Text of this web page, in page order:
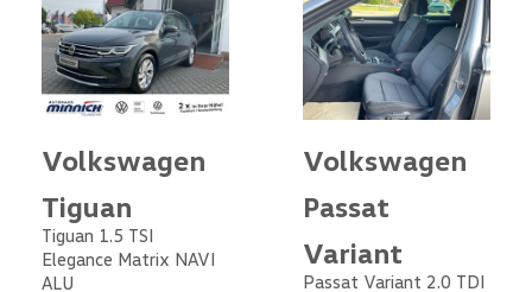
Volkswagen
Tiguan
Tiguan 1.5 TSI
Elegance Matrix NAVI
ALU
Volkswagen
Passat
Variant
Passat Variant 2.0 TDI